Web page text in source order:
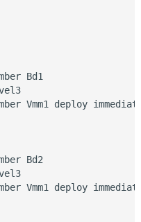
Bd1
Vmm1 deploy
Bd2
Vmm1 deploy